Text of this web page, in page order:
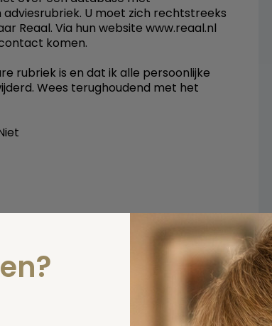
U moet zich rechtstreeks
Reaal. Via hun website www.reaal.nl
komen.
rubriek is en dat ik alle persoonlijke
Wees terughoudend met het